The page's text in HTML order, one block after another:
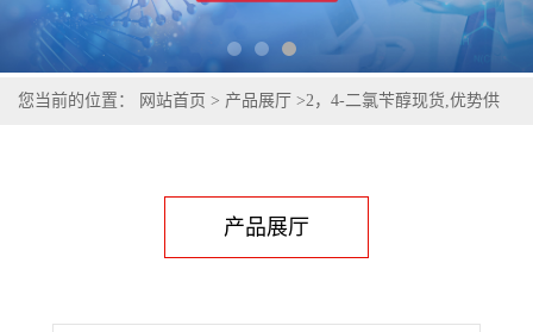
您当前的位置： 网站首页 > 产品展厅 >2，4-二氯苄醇现货,优势供
产品展厅